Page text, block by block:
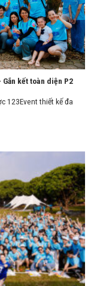
kết toàn diện P2
123Event thiết kế đa